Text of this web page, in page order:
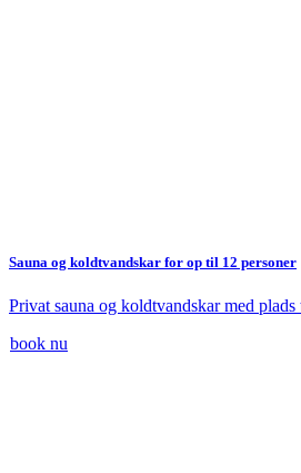
Sauna og koldtvandskar for op til 12 personer
Privat sauna og koldtvandskar med
book nu